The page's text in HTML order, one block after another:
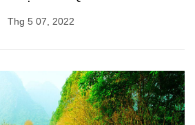
Thg 5 07, 2022